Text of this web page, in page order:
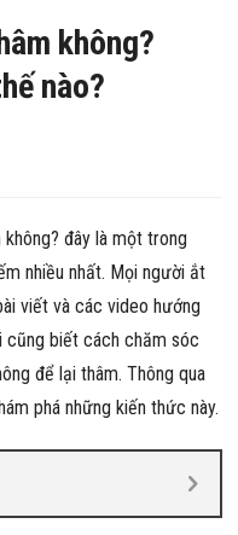
không?
nào?
đây là một trong
nhiều nhất. Mọi người ắt
viết và các video hướng
cũng biết cách chăm sóc
để lại thâm. Thông qua
phá những kiến thức này.